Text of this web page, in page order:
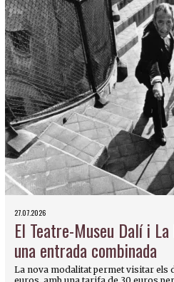
27.07.2026
El Teatre-Museu Dalí i La
una entrada combinada
La nova modalitat permet visitar els